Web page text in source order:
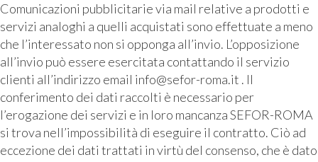
Comunicazioni pubblicitarie via mail relative a prodotti e
servizi analoghi a quelli acquistati sono effettuate a meno
che l’interessato non si opponga all’invio. L’opposizione
all’invio può essere esercitata contattando il servizio
clienti all’indirizzo email info@sefor-roma.it . Il
conferimento dei dati raccolti è necessario per
l’erogazione dei servizi e in loro mancanza SEFOR-ROMA
si trova nell’impossibilità di eseguire il contratto. Ciò ad
eccezione dei dati trattati in virtù del consenso, che è dato